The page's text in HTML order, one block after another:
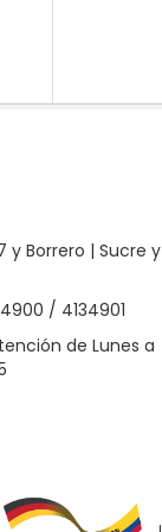
y Borrero | Sucre y
/ 4134901
de Lunes a